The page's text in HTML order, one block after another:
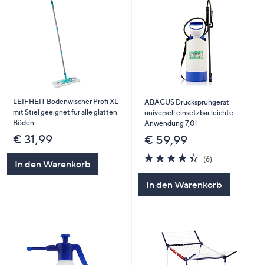
LEIFHEIT Bodenwischer Profi XL
mit Stiel geeignet für alle glatten
Böden
€ 31,99
In den Warenkorb
ABACUS Drucksprühgerät
universell einsetzbar leichte
Anwendung 7,0l
€ 59,99
4.3
von
5
(6)
In den Warenkorb